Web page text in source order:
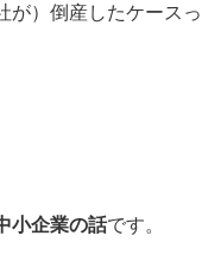
が）倒産したケースっ
小企業の話です。